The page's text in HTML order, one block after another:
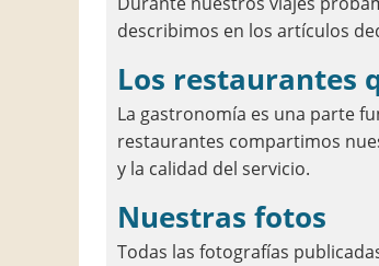
describimos en los artículos
Los restaurantes
La gastronomía es una parte
restaurantes compartimos
y la calidad del servicio.
Nuestras fotos
Todas las fotografías